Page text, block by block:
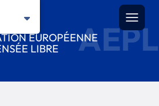
EUROPÉENNE
LIBRE
AEPL